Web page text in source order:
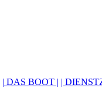
| DAS BOOT | |